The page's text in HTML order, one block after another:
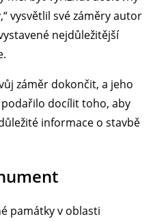
vysvětlil své záměry autor
nejdůležitější
záměr dokončit, a jeho
docílit toho, aby
informace o stavbě
památky v oblasti